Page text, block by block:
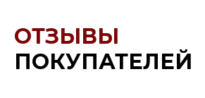
ОТЗЫВЫ
ПОКУПАТЕЛЕЙ